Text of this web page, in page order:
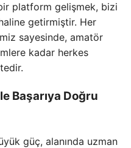
platform gelişmek, bizi
getirmiştir. Her
sayesinde, amatör
kadar herkes
Başarıya Doğru
güç, alanında uzman